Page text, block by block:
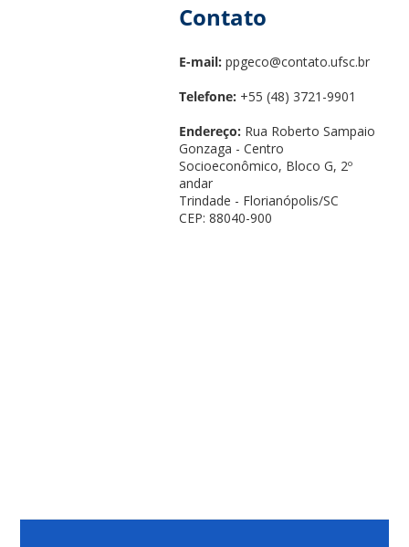
Contato
E-mail: ppgeco@contato.ufsc.br
Telefone: +55 (48) 3721-9901
Endereço: Rua Roberto Sampaio
Gonzaga - Centro
Socioeconômico, Bloco G, 2º
andar
Trindade - Florianópolis/SC
CEP: 88040-900